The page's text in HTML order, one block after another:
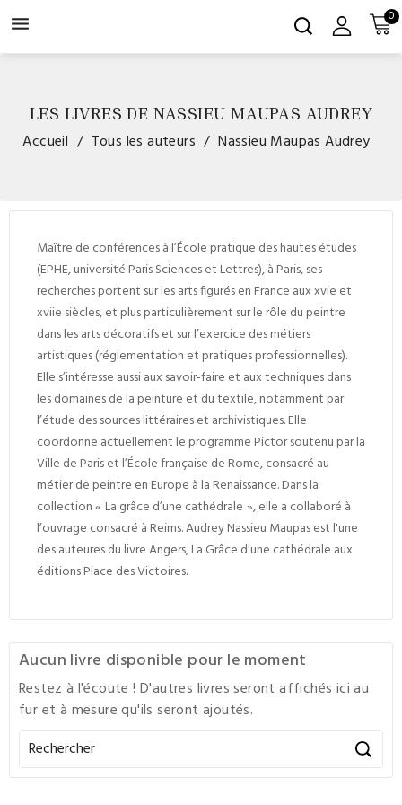
 0
LES LIVRES DE NASSIEU MAUPAS AUDREY
Accueil Tous les auteurs Nassieu Maupas Audrey
Maître de conférences à l’École pratique des hautes études
(EPHE, université Paris Sciences et Lettres), à Paris, ses
recherches portent sur les arts figurés en France auxxvie et
xviie siècles, et plus particulièrement sur le rôle du peintre
dans les arts décoratifs et sur l’exercice des métiers
artistiques (réglementation et pratiques professionnelles).
Elle s’intéresse aussi aux savoir-faire et aux techniques dans
les domaines de la peinture et du textile, notamment par
l’étude des sources littéraires et archivistiques. Elle
coordonne actuellement le programme Pictor soutenu par la
Ville de Paris et l’École française de Rome, consacré au
métier de peintre en Europe à la Renaissance. Dans la
collection « La grâce d’une cathédrale », elle a collaboré à
l’ouvrage consacré à Reims. Audrey Nassieu Maupas est l'une
des auteures du livre Angers, La Grâce d'une cathédrale aux
éditions Place des Victoires.
Aucun livre disponible pour le moment
Restez à l'écoute ! D'autres livres seront affichés ici au
fur et à mesure qu'ils seront ajoutés.